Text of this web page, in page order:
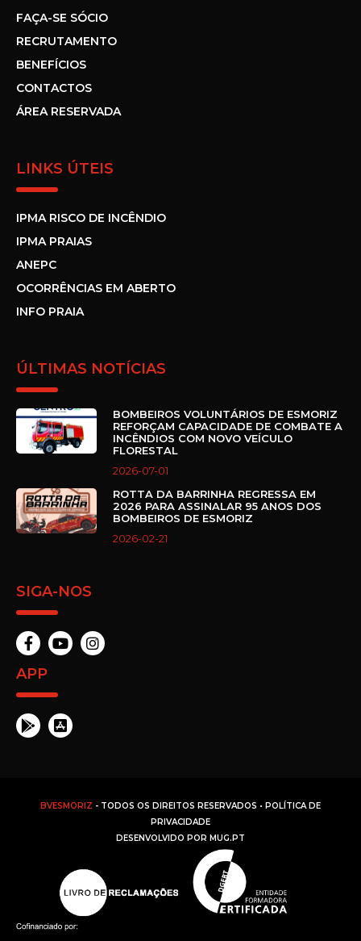
FAÇA-SE SÓCIO
RECRUTAMENTO
BENEFÍCIOS
CONTACTOS
ÁREA RESERVADA
LINKS ÚTEIS
IPMA RISCO DE INCÊNDIO
IPMA PRAIAS
ANEPC
OCORRÊNCIAS EM ABERTO
INFO PRAIA
ÚLTIMAS NOTÍCIAS
BOMBEIROS VOLUNTÁRIOS DE ESMORIZ
REFORÇAM CAPACIDADE DE COMBATE A
INCÊNDIOS COM NOVO VEÍCULO
FLORESTAL
2026-07-01
ROTTA DA BARRINHA REGRESSA EM
2026 PARA ASSINALAR 95 ANOS DOS
BOMBEIROS DE ESMORIZ
2026-02-21
SIGA-NOS
APP
BVESMORIZ - TODOS OS DIREITOS RESERVADOS • POLÍTICA DE
PRIVACIDADE
DESENVOLVIDO POR MUG.PT